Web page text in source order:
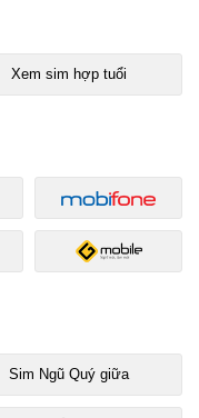
Xem sim hợp tuổi
Sim Ngũ Quý giữa